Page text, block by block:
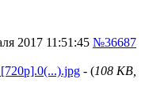
2017 11:51:45 №36687
- (108 KB,